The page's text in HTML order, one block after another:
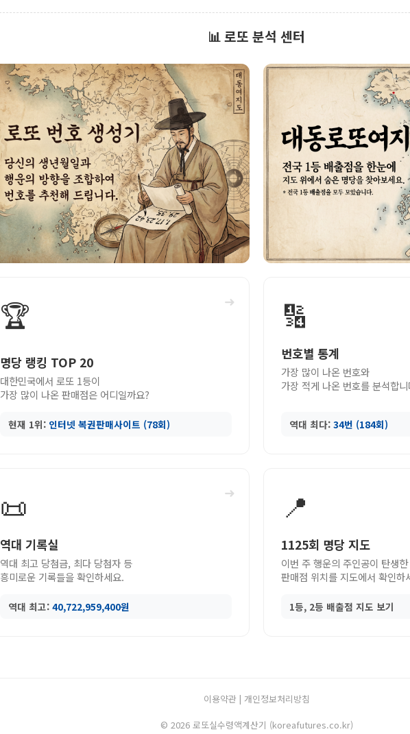
📊 로또 분석 센터
➜
🏆
명당 랭킹 TOP 20
대한민국에서 로또 1등이
가장 많이 나온 판매점은 어디일까요?
현재 1위: 인터넷 복권판매사이트 (78회)
🔢
번호별 통계
가장 많이 나온 번호와
가장 적게 나온 번호를 분석합
역대 최다: 34번 (184회)
➜
📜
역대 기록실
역대 최고 당첨금, 최다 당첨자 등
흥미로운 기록들을 확인하세요.
역대 최고: 40,722,959,400원
📍
1125회 명당 지도
이번 주 행운의 주인공이 탄생한
판매점 위치를 지도에서 확인하
1등, 2등 배출점 지도 보기
이용약관| 개인정보처리방침
© 2026 로또실수령액계산기 (koreafutures.co.kr)